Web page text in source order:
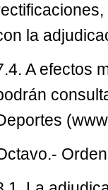
la
A efectos